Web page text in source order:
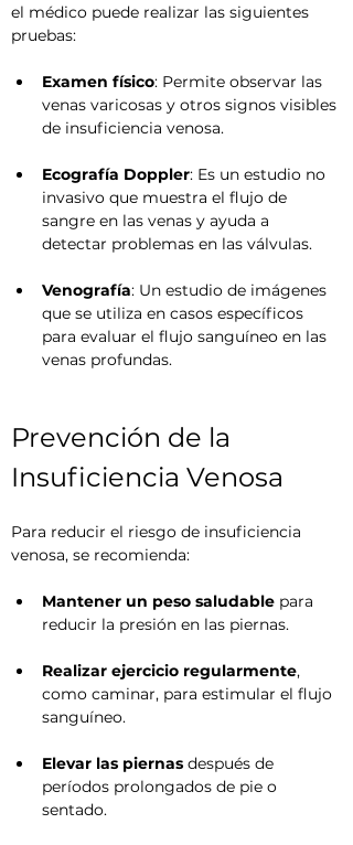
el médico puede realizar las siguientes
pruebas:
Examen físico: Permite observar las
venas varicosas y otros signos visibles
de insuficiencia venosa.
Ecografía Doppler: Es un estudio no
invasivo que muestra el flujo de
sangre en las venas y ayuda a
detectar problemas en las válvulas.
Venografía: Un estudio de imágenes
que se utiliza en casos específicos
para evaluar el flujo sanguíneo en las
venas profundas.
Prevención de la
Insuficiencia Venosa
Para reducir el riesgo de insuficiencia
venosa, se recomienda:
Mantener un peso saludable para
reducir la presión en las piernas.
Realizar ejercicio regularmente,
como caminar, para estimular el flujo
sanguíneo.
Elevar las piernas después de
períodos prolongados de pie o
sentado.